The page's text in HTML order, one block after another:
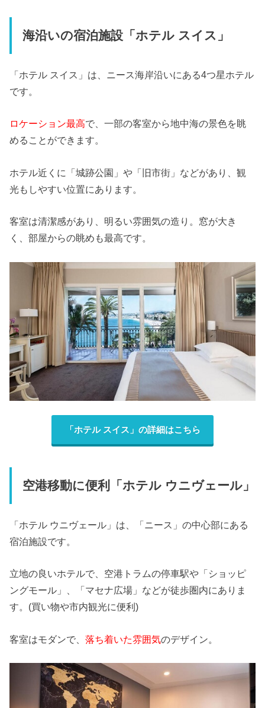
海沿いの宿泊施設「ホテル スイス」
「ホテル スイス」は、ニース海岸沿いにある4つ星ホテル
です。
ロケーション最高で、一部の客室から地中海の景色を眺
めることができます。
ホテル近くに「城跡公園」や「旧市街」などがあり、観
光もしやすい位置にあります。
客室は清潔感があり、明るい雰囲気の造り。窓が大き
く、部屋からの眺めも最高です。
「ホテル スイス」の詳細はこちら
空港移動に便利「ホテル ウニヴェール」
「ホテル ウニヴェール」は、「ニース」の中心部にある
宿泊施設です。
立地の良いホテルで、空港トラムの停車駅や「ショッピ
ングモール」、「マセナ広場」などが徒歩圏内にありま
す。(買い物や市内観光に便利)
客室はモダンで、落ち着いた雰囲気のデザイン。